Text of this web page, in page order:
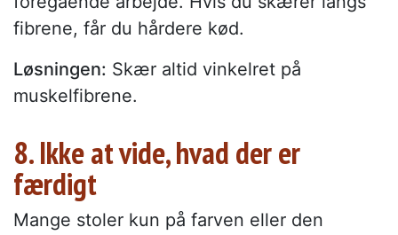
fibrene, får du hårdere kød.
Løsningen: Skær altid vinkelret på
muskelfibrene.
8. Ikke at vide, hvad der er
færdigt
Mange stoler kun på farven eller den